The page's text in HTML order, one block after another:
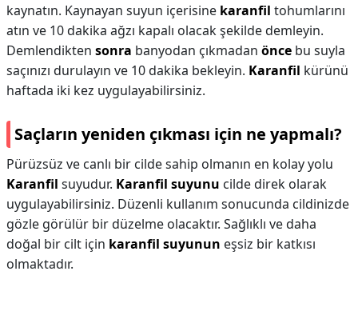
kaynatın. Kaynayan suyun içerisine karanfil tohumlarını
atın ve 10 dakika ağzı kapalı olacak şekilde demleyin.
Demlendikten sonra banyodan çıkmadan önce bu suyla
saçınızı durulayın ve 10 dakika bekleyin. Karanfil kürünü
haftada iki kez uygulayabilirsiniz.
Saçların yeniden çıkması için ne yapmalı?
Pürüzsüz ve canlı bir cilde sahip olmanın en kolay yolu
Karanfil suyudur. Karanfil suyunu cilde direk olarak
uygulayabilirsiniz. Düzenli kullanım sonucunda cildinizde
gözle görülür bir düzelme olacaktır. Sağlıklı ve daha
doğal bir cilt için karanfil suyunun eşsiz bir katkısı
olmaktadır.